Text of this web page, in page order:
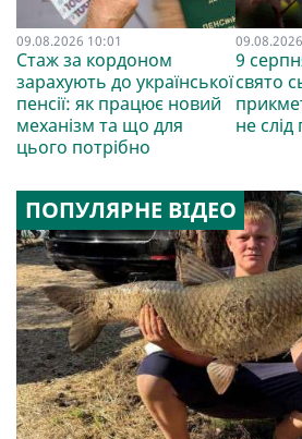
09.08.2026 10:01
Стаж за кордоном
зарахують до української
пенсії: як працює новий
механізм та що для
цього потрібно
9
свято
не
ПОПУЛЯРНЕ ВІДЕО